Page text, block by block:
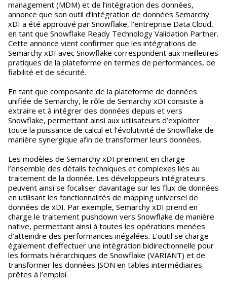
management (MDM) et de l’intégration des données,
annonce que son outil d’intégration de données Semarchy
xDI a été approuvé par Snowflake, l’entreprise Data Cloud,
en tant que Snowflake Ready Technology Validation Partner.
Cette annonce vient confirmer que les intégrations de
Semarchy xDI avec Snowflake correspondent aux meilleures
pratiques de la plateforme en termes de performances, de
fiabilité et de sécurité.
En tant que composante de la plateforme de données
unifiée de Semarchy, le rôle de Semarchy xDI consiste à
extraire et à intégrer des données depuis et vers
Snowflake, permettant ainsi aux utilisateurs d’exploiter
toute la puissance de calcul et l’évolutivité de Snowflake de
manière synergique afin de transformer leurs données.
Les modèles de Semarchy xDI prennent en charge
l’ensemble des détails techniques et complexes liés au
traitement de la donnée. Les développeurs intégrateurs
peuvent ainsi se focaliser davantage sur les flux de données
en utilisant les fonctionnalités de mapping universel de
données de xDI. Par exemple, Semarchy xDI prend en
charge le traitement pushdown vers Snowflake de manière
native, permettant ainsi à toutes les opérations menées
d’atteindre des performances inégalées. L’outil se charge
également d’effectuer une intégration bidirectionnelle pour
les formats hiérarchiques de Snowflake (VARIANT) et de
transformer les données JSON en tables intermédiaires
prêtes à l’emploi.